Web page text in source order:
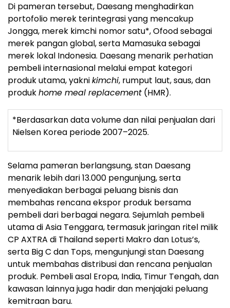
Di pameran tersebut, Daesang menghadirkan
portofolio merek terintegrasi yang mencakup
Jongga, merek kimchi nomor satu*, Ofood sebagai
merek pangan global, serta Mamasuka sebagai
merek lokal Indonesia. Daesang menarik perhatian
pembeli internasional melalui empat kategori
produk utama, yaknikimchi, rumput laut, saus, dan
produkhome meal replacement (HMR).
*Berdasarkan data volume dan nilai penjualan dari
Nielsen Korea periode 2007–2025.
Selama pameran berlangsung, stan Daesang
menarik lebih dari 13.000 pengunjung, serta
menyediakan berbagai peluang bisnis dan
membahas rencana ekspor produk bersama
pembeli dari berbagai negara. Sejumlah pembeli
utama di Asia Tenggara, termasuk jaringan ritel milik
CP AXTRA di Thailand seperti Makro dan Lotus’s,
serta Big C dan Tops, mengunjungi stan Daesang
untuk membahas distribusi dan rencana penjualan
produk. Pembeli asal Eropa, India, Timur Tengah, dan
kawasan lainnya juga hadir dan menjajaki peluang
kemitraan baru.